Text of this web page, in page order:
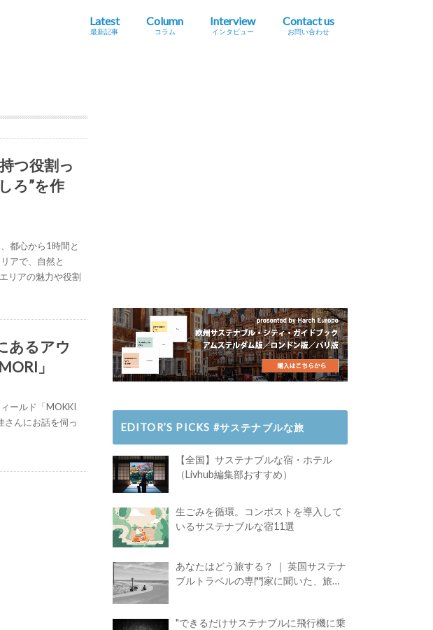
Latest
最新記事
Column
コラム
Interview
インタビュー
Contact us
お問い合わせ
つ役割っ
ろ”を作
都心から1時間と
アで、自然と
リアの魅力や役割
あるアウ
」
ールド「MOKKI
さんにお話を伺っ
EDITOR’S PICKS #サステナブルな旅
【全国】サステナブルな宿・ホテル
（Livhub編集部おすすめ）
生ごみを循環。コンポストを導入して
いるサステナブルな宿11選
あなたはどう旅する？ ｜ 英国サステナ
ブルトラベルの専門家に聞いた、旅の
"できるだけサステナブルに飛行機に乗